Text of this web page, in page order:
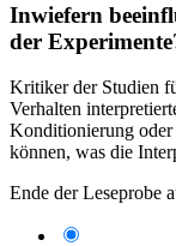
Inwiefern
der
Kritiker der Studien
Verhalten
Konditionierung
können, was die
Ende der Leseprobe